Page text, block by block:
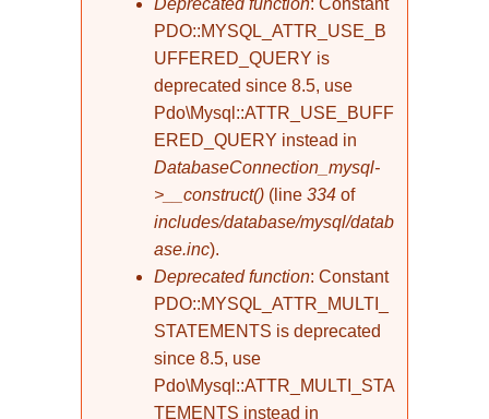
Fehlermeldung
Deprecated function: Constant
PDO::MYSQL_ATTR_USE_B
UFFERED_QUERY is
deprecated since 8.5, use
Pdo\Mysql::ATTR_USE_BUFF
ERED_QUERY instead in
DatabaseConnection_mysql-
>__construct() (line 334 of
includes/database/mysql/datab
ase.inc).
Deprecated function: Constant
PDO::MYSQL_ATTR_MULTI_
STATEMENTS is deprecated
since 8.5, use
Pdo\Mysql::ATTR_MULTI_STA
TEMENTS instead in